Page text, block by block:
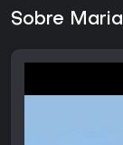
Sobre